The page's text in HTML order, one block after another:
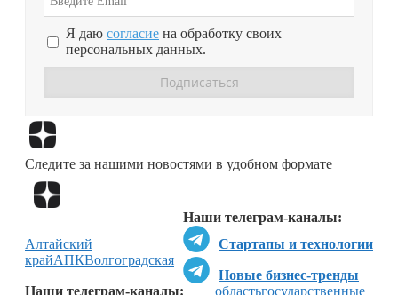
Я даю согласие на обработку своих
персональных данных.
Следите за нашими новостями в удобном формате
Наши телеграм-каналы:
Стартапы и технологии
Новые бизнес-тренды
Наши телеграм-каналы:
Алтайский
крайАПКВолгоградская
областьгосударственные